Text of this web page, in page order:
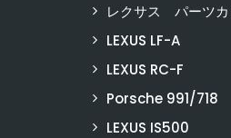
レクサス パーツカ
LEXUS LF-A
LEXUS RC-F
Porsche 991/718
LEXUS IS500